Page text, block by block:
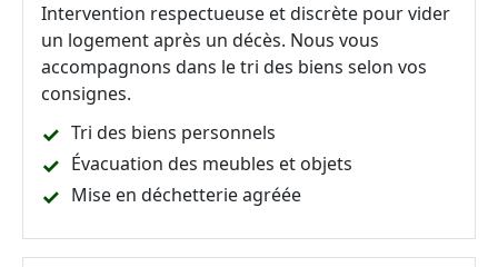
Intervention respectueuse et discrète pour vider
un logement après un décès. Nous vous
accompagnons dans le tri des biens selon vos
consignes.
Tri des biens personnels
Évacuation des meubles et objets
Mise en déchetterie agréée